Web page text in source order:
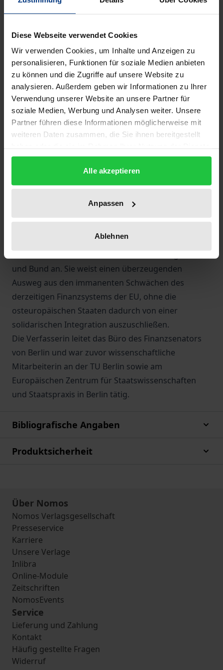
Diese Webseite verwendet Cookies
Wir verwenden Cookies, um Inhalte und Anzeigen zu
personalisieren, Funktionen für soziale Medien anbieten
zu können und die Zugriffe auf unsere Website zu
analysieren. Außerdem geben wir Informationen zu Ihrer
Verwendung unserer Website an unsere Partner für
soziale Medien, Werbung und Analysen weiter. Unsere
Partner führen diese Informationen möglicherweise mit
weiteren Daten zusammen, die Sie ihnen bereitgestellt
gesammelt haben.
Alle akzeptieren
Anpassen
Ablehnen
Die Finanzierung der Aufgaben der Europäischen
Union (EU) ist schon seit längerer Zeit strittig. Die
Kritik setzt beim Aufgabenkatalog, aber auch bei der
Einnahmenseite an. Die heute schon manifestierten
Finanzierungsdefizite drohen durch die geplante
Osterweiterung zu eskalieren.
Die Autorin entwickelt Lösungsmöglichkeiten zur
Überwindung der finanziellen Probleme einer nach
Osten erweiterten EU. Sie leitet einen
Referenzmaßstab für ein föderales System in
dem Entwurf eines europäischen Finanzausgleichs,
dessen Notwendigkeit mit allokativen, distributiven
und kompensatorischen Gründen gerechtfertigt
Wirtschaftspolitik und Europäische Integration als
und Bund an. Sie weist einen überzeugenden
Ausweg aus den immanenten Schwächen des
derzeitigen Finanzsystems der EU, ohne die
osteuropäischen Staaten dadurch von einer
solidarischen Integration auszuschließen.
Die Verfasserin leitet das Büro des Finanzsenators
von Berlin und war zuvor wissenschaftliche
Mitarbeiterin an der TU Berlin sowie am
Europäischen Zentrum für Staatswissenschaften
und Staatspraxis in Berlin tätig.
Bibliografische Angaben
Produktsicherheit
Über Nomos
Nomos Verlagsgesellschaft
Presseservice
Karriere
Unsere Verlage
Inlibra
Online-Module
Zeitschriften
NomosEvents
Service
Lieferung und Zahlung
Kontakt
Häufig gestellte Fragen
Widerruf